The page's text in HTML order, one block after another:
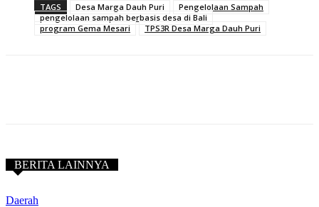
TAGS Desa Marga Dauh Puri
Pengelolaan Sampah
pengelolaan sampah berbasis desa di Bali
program Gema Mesari
TPS3R Desa Marga Dauh Puri
BERITA LAINNYA
Daerah